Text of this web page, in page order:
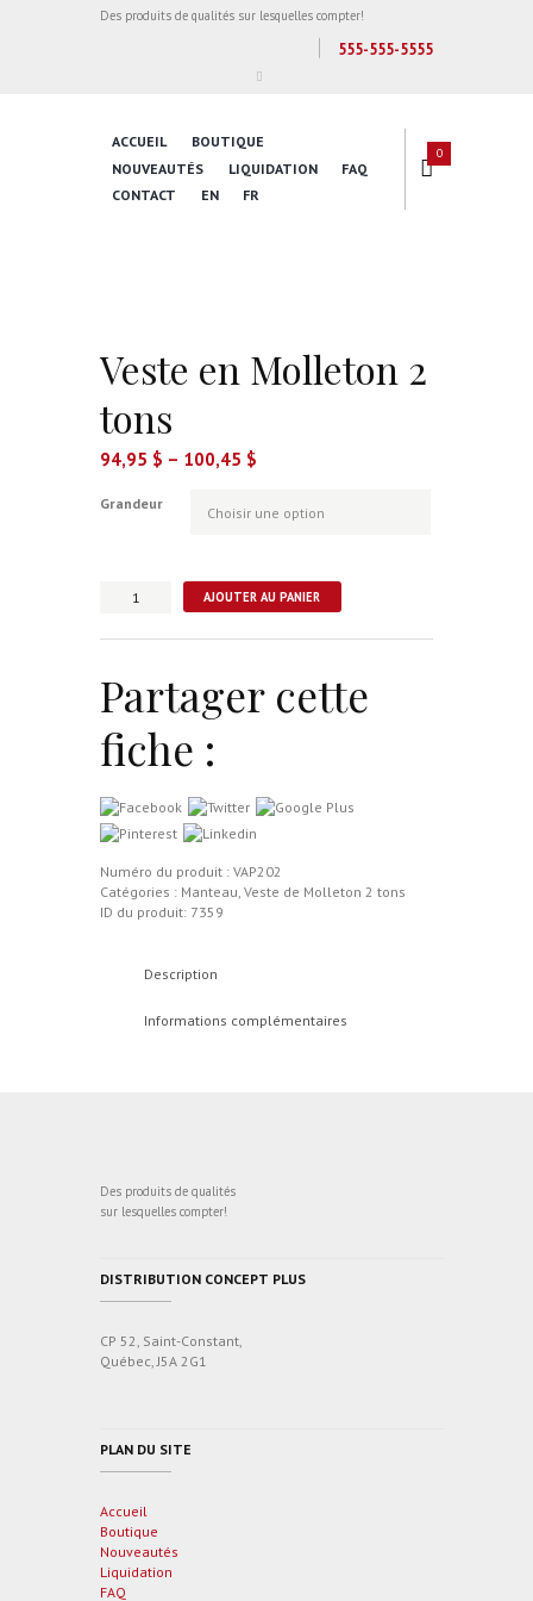
Des produits de qualités sur lesquelles compter!
555-555-5555
ACCUEIL
BOUTIQUE
NOUVEAUTÉS
LIQUIDATION
FAQ
CONTACT
EN FR
0
Veste en Molleton 2
tons
94,95 $ – 100,45 $
Grandeur
quantité
tons
AJOUTER AU PANIER
Partager cette
fiche :
Numéro du produit : VAP202
Catégories : Manteau Veste de Molleton 2 tons
ID du produit: 7359
Description
Informations complémentaires
Des produits de qualités
sur lesquelles compter!
DISTRIBUTION CONCEPT PLUS
CP 52, Saint-Constant,
Québec, J5A 2G1
PLAN DU SITE
Accueil
Boutique
Nouveautés
Liquidation
FAQ